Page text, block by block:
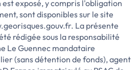
est exposé, y compris l'obligation
sont disponibles sur le site
La présente
rédigée sous la responsabilité
Le Guennec mandataire
(sans détention de fonds), agent